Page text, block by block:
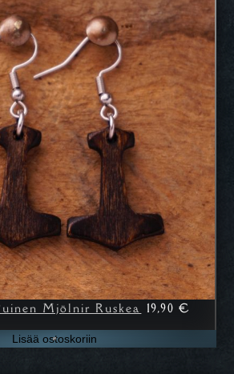
Mjölnir Ruskea 19,90 €
Lisää ostoskoriin